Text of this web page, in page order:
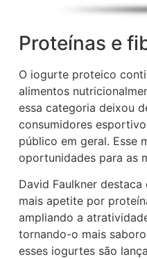
Proteínas e
O iogurte proteico
alimentos
essa categoria deixou
consumidores
público em geral. Esse
oportunidades para as
David Faulkner destaca
mais apetite por
ampliando a
tornando-o mais
esses iogurtes são